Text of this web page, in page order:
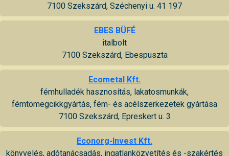
7100 Szekszárd, Széchenyi u. 41 197
EBES BÜFÉ
italbolt
7100 Szekszárd, Ebespuszta
Ecometal Kft.
fémhulladék hasznosítás, lakatosmunkák,
fémtömegcikkgyártás, fém- és acélszerkezetek gyártása
7100 Szekszárd, Epreskert u. 3
Econorg-Invest Kft.
könyvelés, adótanácsadás, ingatlanközvetítés és -szakértés